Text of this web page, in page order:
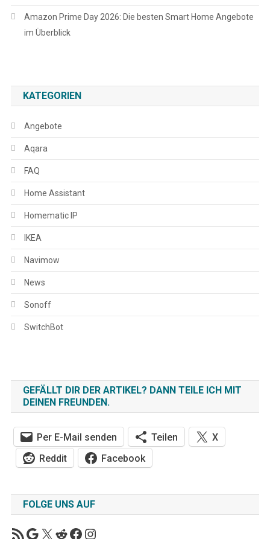
Amazon Prime Day 2026: Die besten Smart Home Angebote
im Überblick
KATEGORIEN
Angebote
Aqara
FAQ
Home Assistant
Homematic IP
IKEA
Navimow
News
Sonoff
SwitchBot
GEFÄLLT DIR DER ARTIKEL? DANN TEILE ICH MIT
DEINEN FREUNDEN.
Per E-Mail senden Teilen
X
Reddit
Facebook
FOLGE UNS AUF
https://chrissmart.de/feed
Google
X Reddit
Facebook
Instagram